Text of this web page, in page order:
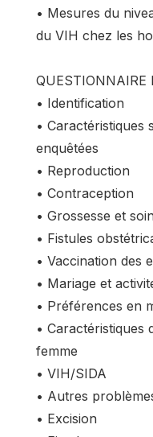
• Mesures du
du VIH chez les
QUESTIONNAIRE
• Identification
• Caractéristiques
enquêtées
• Reproduction
• Contraception
• Grossesse et
• Fistules
• Vaccination des
• Mariage et
• Préférences en
• Caractéristiques
femme
• VIH/SIDA
• Autres
• Excision